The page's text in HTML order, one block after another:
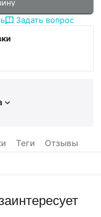
Задать вопрос
Теги Отзывы